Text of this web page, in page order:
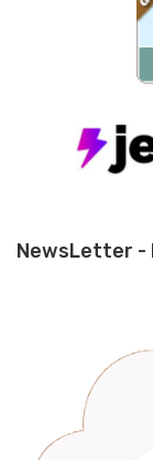
NewsLetter -